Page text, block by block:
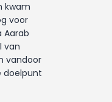
kwam
voor
Aarab
van
vandoor
doelpunt